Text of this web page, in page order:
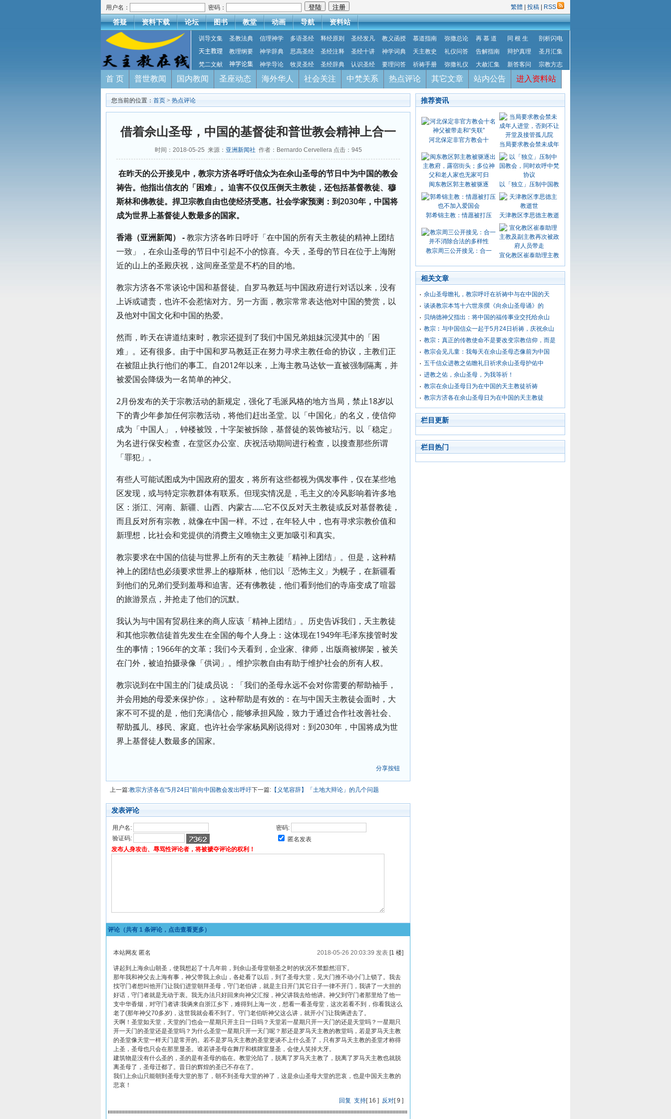
用户名： 密码： 繁體 投稿 RSS
答疑 资料下载 论坛 图书 教堂 动画 导航 资料站
训导文集 圣教法典 信理神学 多语圣经 释经原则 圣经发凡 教义函授 慕道指南 弥撒总论 再 慕 道 同 根 生
剖析闪电
天主教理
教理纲要 神学辞典 思高圣经 圣经注释 圣经十讲 神学词典 天主教史 礼仪问答 告解指南 辩护真理
圣月汇集
梵二文献
神学论集 神学导论 牧灵圣经 圣经辞典 认识圣经 要理问答 祈祷手册 弥撒礼仪 大赦汇集 新答客问 宗教方志
首 页 普世教闻 国内教闻 圣座动态 海外华人 社会关注 中梵关系 热点评论 其它文章 站内公告 进入资料站
您当前的位置： 首页 > 热点评论
借着佘山圣母，中国的基督徒和普世教会精神上合一
时间：2018-05-25 来源： 亚洲新闻社 作者：Bernardo Cervellera 点击： 945
在昨天的公开接见中，教宗方济各呼吁信众为在佘山圣母的节日中为中国的教会
祷告。他指出信友的「困难」。迫害不仅仅压倒天主教徒，还包括基督教徒、穆
斯林和佛教徒。捍卫宗教自由也使经济受惠。社会学家预测：到2030年，中国将
成为世界上基督徒人数最多的国家。
香港（亚洲新闻） -教宗方济各昨日呼吁「在中国的所有天主教徒的精神上团结
一致」，在佘山圣母的节日中引起不小的惊喜。今天，圣母的节日在位于上海附
近的山上的圣殿庆祝，这间座圣堂是不朽的目的地。
教宗方济各不常谈论中国和基督徒。自罗马教廷与中国政府进行对话以来，没有
上诉或谴责，也许不会惹恼对方。另一方面，教宗常常表达他对中国的赞赏，以
及他对中国文化和中国的热爱。
然而，昨天在讲道结束时，教宗还提到了我们中国兄弟姐妹沉浸其中的「困
难」。还有很多。由于中国和罗马教廷正在努力寻求主教任命的协议，主教们正
在被阻止执行他们的事工。自2012年以来，上海主教马达钦一直被强制隔离，并
被爱国会降级为一名简单的神父。
2月份发布的关于宗教活动的新规定，强化了毛派风格的地方当局，禁止18岁以
下的青少年参加任何宗教活动，将他们赶出圣堂。以「中国化」的名义，使信仰
成为「中国人」，钟楼被毁，十字架被拆除，基督徒的装饰被玷污。以「稳定」
为名进行保安检查，在堂区办公室、庆祝活动期间进行检查，以搜查那些所谓
「罪犯」。
有些人可能试图成为中国政府的盟友，将所有这些都视为偶发事件，仅在某些地
区发现，或与特定宗教群体有联系。但现实情况是，毛主义的冷风影响着许多地
区：浙江、河南、新疆、山西、内蒙古......它不仅反对天主教徒或反对基督教徒，
而且反对所有宗教，就像在中国一样。不过，在年轻人中，也有寻求宗教价值和
新理想，比社会和党提供的消费主义唯物主义更加吸引和真实。
教宗要求在中国的信徒与世界上所有的天主教徒「精神上团结」。但是，这种精
神上的团结也必须要求世界上的穆斯林，他们以「恐怖主义」为幌子，在新疆看
到他们的兄弟们受到羞辱和迫害。还有佛教徒，他们看到他们的寺庙变成了喧嚣
的旅游景点，并抢走了他们的沉默。
我认为与中国有贸易往来的商人应该「精神上团结」。历史告诉我们，天主教徒
和其他宗教信徒首先发生在全国的每个人身上：这体现在1949年毛泽东接管时发
生的事情；1966年的文革；我们今天看到，企业家、律师，出版商被绑架，被关
在门外，被迫拍摄录像「供词」。维护宗教自由有助于维护社会的所有人权。
教宗说到在中国主的门徒成员说：「我们的圣母永远不会对你需要的帮助袖手，
并会用她的母爱来保护你」。这种帮助是有效的：在与中国天主教徒会面时，大
家不可不提的是，他们充满信心，能够承担风险，致力于通过合作社改善社会、
帮助孤儿、移民、家庭。也许社会学家杨凤刚说得对：到2030年，中国将成为世
界上基督徒人数最多的国家。
分享按钮
上一篇:教宗方济各在“5月24日”前向中国教会发出呼吁下一篇: 【义笔容辞】「土地大辩论」的几个问题
发表评论
用户名:
密码:
验证码:
匿名发表
发布人身攻击、辱骂性评论者，将被褫夺评论的权利！
评论（共有 1 条评论，点击查看更多）
本站网友 匿名 2018-05-26 20:03:39 发表[1 楼]
讲起到上海佘山朝圣，使我想起了十几年前，到佘山圣母堂朝圣之时的状况不禁黯然泪下。
那年我和神父去上海有事，神父带我上佘山，各处看了以后，到了圣母大堂，见大门推不动小门上锁了。我去
找守门者想叫他开门让我们进堂朝拜圣母，守门老伯讲，就是主日开门其它日子一律不开门，我讲了一大担的
好话，守门者就是无动于衷。我无办法只好回来向神父汇报，神父讲我去给他讲。神父到守门者那里给了他一
支中华香烟，对守门者讲:我俩来自浙江乡下，难得到上海一次，想看一看圣母堂，这次若看不到，你看我这么
老了(那年神父70多岁)，这世我就会看不到了。守门老伯听神父这么讲，就开小门让我俩进去了。
天啊！圣堂如天堂，天堂的门也会一星期只开主日一日吗？天堂若一星期只开一天门的还是天堂吗？一星期只
开一天门的圣堂还是圣堂吗？为什么圣堂一星期只开一天门呢？那还是罗马天主教的教堂吗，若是罗马天主教
的圣堂像天堂一样天门是常开的。若不是罗马天主教的圣堂更谈不上什么圣了，只有罗马天主教的圣堂才称得
上圣，圣母也只会在那里显圣。谁若讲圣母在舞厅和棋牌室显圣，会使人笑掉大牙。
建筑物是没有什么圣的，圣的是有圣母的临在。教堂沦陷了，脱离了罗马天主教了，脱离了罗马天主教也就脱
离圣母了，圣母迁都了。昔日的辉煌的圣已不存在了。
我们上佘山只能朝到圣母大堂的形了，朝不到圣母大堂的神了，这是佘山圣母大堂的悲哀，也是中国天主教的
悲哀！
回复 支持[16 ] 反对[9 ]
推荐资讯
河北保定非官方教会十
当局要求教会禁未成年
闽东教区郭主教被驱逐 以「独立」压制中国教
郭希锦主教：情愿被打压 天津教区李思德主教逝
教宗周三公开接见：合一
宣化教区崔泰助理主教
相关文章
佘山圣母瞻礼，教宗呼吁在祈祷中与在中国的天
谈谈教宗本笃十六世亲撰《向佘山圣母诵》的
贝纳德神父指出：将中国的福传事业交托给佘山
教宗︰与中国信众一起于5月24日祈祷，庆祝佘山
教宗︰真正的传教使命不是要改变宗教信仰，而是
教宗会见儿童：我每天在佘山圣母态像前为中国
五千信众进教之佑瞻礼日祈求佘山圣母护佑中
进教之佑，佘山圣母，为我等祈！
教宗在佘山圣母日为在中国的天主教徒祈祷
教宗方济各在佘山圣母日为在中国的天主教徒
栏目更新
栏目热门